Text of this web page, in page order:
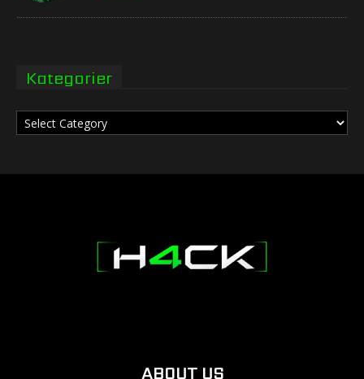
Kategorier
Kategorier
ABOUT US